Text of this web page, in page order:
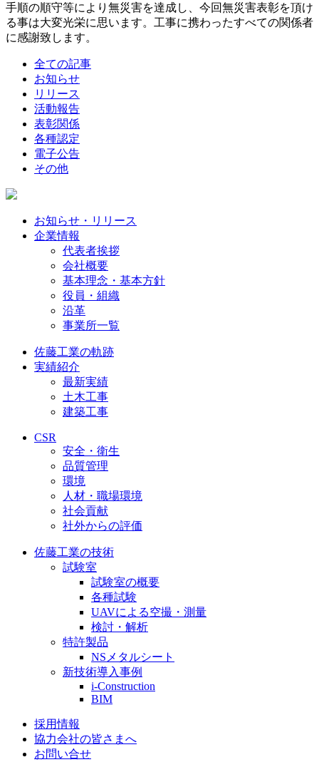
手順の順守等により無災害を達成し、今回無災害表彰を頂け
る事は大変光栄に思います。工事に携わったすべての関係者
に感謝致します。
全ての記事
お知らせ
リリース
活動報告
表彰関係
各種認定
電子公告
その他
お知らせ・リリース
企業情報
代表者挨拶
会社概要
基本理念・基本方針
役員・組織
沿革
事業所一覧
佐藤工業の軌跡
実績紹介
最新実績
土木工事
建築工事
CSR
安全・衛生
品質管理
環境
人材・職場環境
社会貢献
社外からの評価
佐藤工業の技術
試験室
試験室の概要
各種試験
UAVによる空撮・測量
検討・解析
特許製品
NSメタルシート
新技術導入事例
i-Construction
BIM
採用情報
協力会社の皆さまへ
お問い合せ